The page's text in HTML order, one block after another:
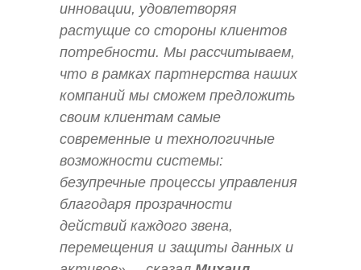
инновации, удовлетворяя
растущие со стороны клиентов
потребности. Мы рассчитываем,
что в рамках партнерства наших
компаний мы сможем предложить
своим клиентам самые
современные и технологичные
возможности системы:
безупречные процессы управления
благодаря прозрачности
действий каждого звена,
перемещения и защиты данных и